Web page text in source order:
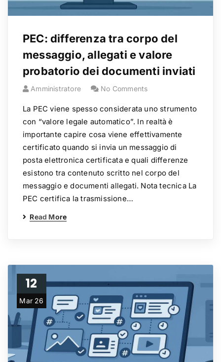
PEC: differenza tra corpo del
messaggio, allegati e valore
probatorio dei documenti inviati
Amministratore No Comments
La PEC viene spesso considerata uno strumento
con “valore legale automatico”. In realtà è
importante capire cosa viene effettivamente
certificato quando si invia un messaggio di
posta elettronica certificata e quali differenze
esistono tra contenuto scritto nel corpo del
messaggio e documenti allegati. Nota tecnica La
PEC certifica la trasmissione…
Read More
12
Mar 26